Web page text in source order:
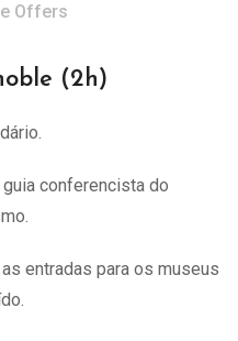
Offers
(2h)
conferencista do
entradas para os museus